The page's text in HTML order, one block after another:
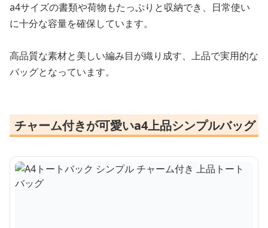
a4サイズの書類や荷物もたっぷりと収納でき、日常使い
に十分な容量を確保しています。
高品質な素材と美しい編み目が織り成す、上品で実用的な
バッグとなっています。
チャーム付きが可愛いa4上品シンプルバッグ